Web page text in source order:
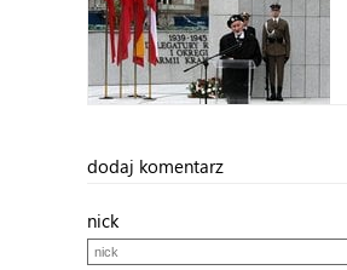
dodaj komentarz
nick